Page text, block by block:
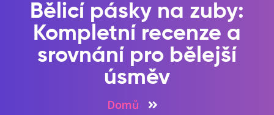
Bělicí pásky na zuby:
Kompletní recenze a
srovnání pro bělejší
úsměv
Domů